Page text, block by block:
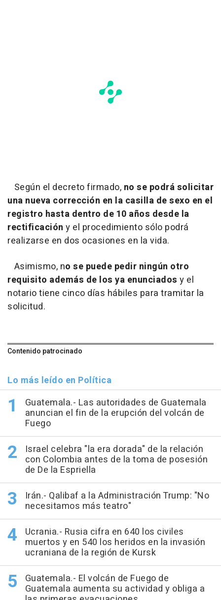
Según el decreto firmado, no se podrá solicitar
una nueva corrección en la casilla de sexo en el
registro hasta dentro de 10 años desde la
rectificación y el procedimiento sólo podrá
realizarse en dos ocasiones en la vida.
Asimismo, no se puede pedir ningún otro
requisito además de los ya enunciados y el
notario tiene cinco días hábiles para tramitar la
solicitud.
Contenido patrocinado
Lo más leído en Política
Guatemala.- Las autoridades de Guatemala
anuncian el fin de la erupción del volcán de
Fuego
Israel celebra "la era dorada" de la relación
con Colombia antes de la toma de posesión
de De la Espriella
Irán.- Qalibaf a la Administración Trump: "No
necesitamos más teatro"
Ucrania.- Rusia cifra en 640 los civiles
muertos y en 540 los heridos en la invasión
ucraniana de la región de Kursk
Guatemala.- El volcán de Fuego de
Guatemala aumenta su actividad y obliga a